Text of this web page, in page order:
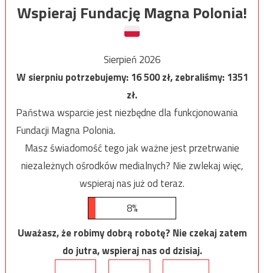
Wspieraj Fundację Magna Polonia!
Sierpień 2026
W sierpniu potrzebujemy:16 500zł, zebraliśmy:1351
zł.
Państwa wsparcie jest niezbędne dla funkcjonowania
Fundacji Magna Polonia.
Masz świadomość tego jak ważne jest przetrwanie
niezależnych ośrodków medialnych? Nie zwlekaj więc,
wspieraj nas już od teraz.
8%
Uważasz, że robimy dobrą robotę? Nie czekaj zatem
do jutra, wspieraj nas od dzisiaj.